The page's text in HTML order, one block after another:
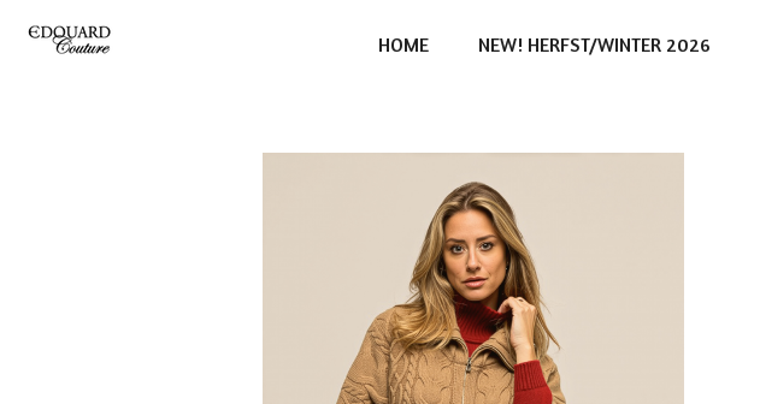
Ga
direct
HOME NEW! HERFST/WINTER 2026